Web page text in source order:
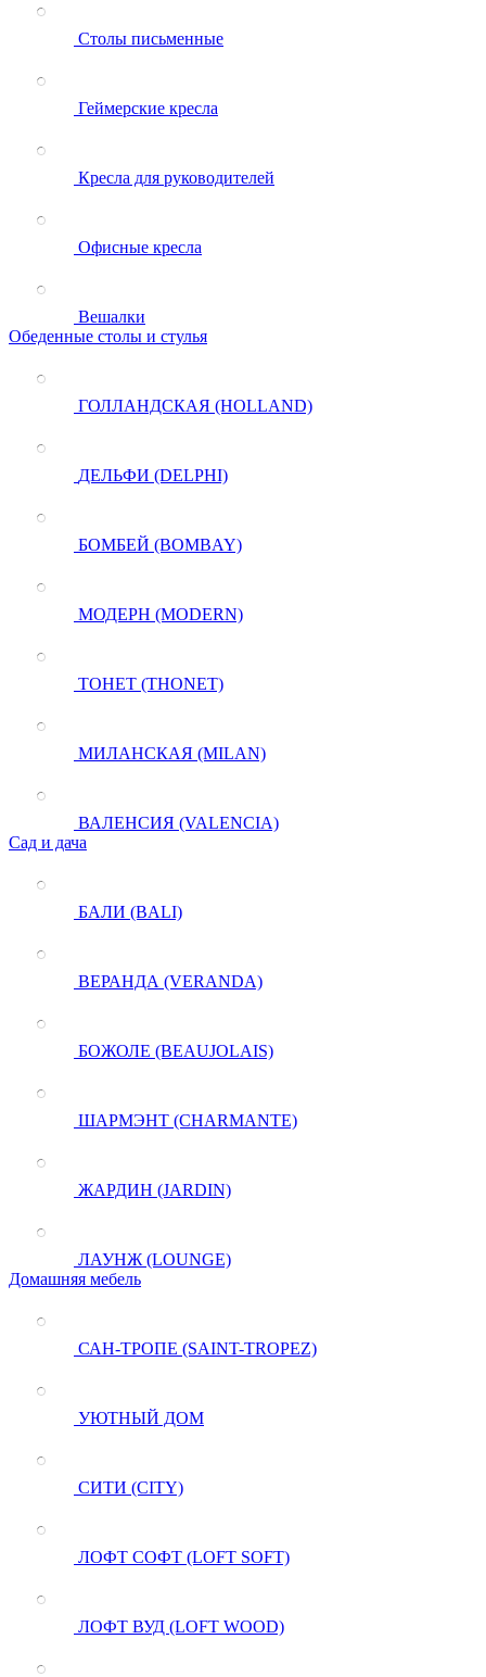
Столы письменные
Геймерские кресла
Кресла для руководителей
Офисные кресла
Вешалки
Обеденные столы и стулья
ГОЛЛАНДСКАЯ (HOLLAND)
ДЕЛЬФИ (DELPHI)
БОМБЕЙ (BOMBAY)
МОДЕРН (MODERN)
ТОНЕТ (THONET)
МИЛАНСКАЯ (MILAN)
ВАЛЕНСИЯ (VALENCIA)
Сад и дача
БАЛИ (BALI)
ВЕРАНДА (VERANDA)
БОЖОЛЕ (BEAUJOLAIS)
ШАРМЭНТ (CHARMANTE)
ЖАРДИН (JARDIN)
ЛАУНЖ (LOUNGE)
Домашняя мебель
САН-ТРОПЕ (SAINT-TROPEZ)
УЮТНЫЙ ДОМ
СИТИ (CITY)
ЛОФТ СОФТ (LOFT SOFT)
ЛОФТ ВУД (LOFT WOOD)